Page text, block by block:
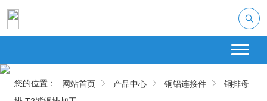
您的位置： 网站首页 产品中心 铜铝连接件
铜排母